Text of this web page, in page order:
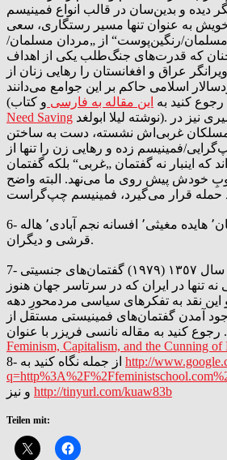
دیده و بدین‌سان در قالب انواع فمینیسم
خویش به عنوان تنها مسیر رستگاری، سعی
رنگین‌پوست“ از „مردان مسلمان/
که قدرت‌های جنگ‌طلب یکی از اهداف
عراق و افغانستان را رهایی زنان از
اسلامی حاکم بر این جوامع می‌دانند
(رجوع کنید به این مقاله به فارسی
Need Saving
غربی‌اش نشسته، دست به ساختن
فمینیسم زده و رهایی زن را تنها از
اینبار نه گفتمان „غربی“ بلکه گفتمان
خودش پیش روی ما می‌نهد. البته واضح
6- از جمله حامد شهیدیان٬ هایده مغیثی٬ افسانه نجم آبادی٬ هاله
قرشی و دیگران.
7- لازم به یادآوریست که در سال ١٣٥٧ (١٩٧٩) گفتمان‌های جنسیتی
تنها در ایران که در سرتاسر جهان هنوز
این نقد به تفکرهای سیاسی مردمحورِ دهه
آمدن گفتمان‌های فمینیستی مستقل از
رجوع کنید به مقاله نانسی فریزر با عنوان
Feminism, Capitalism, and the Cunning of
http://
http://tinyurl.com/kuaw83b
Teilen mit: